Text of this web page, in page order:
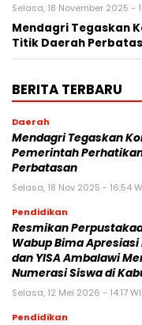
Selasa, 18 November 2025 -
Mendagri Tegaskan
Titik Daerah
BERITA TERBARU
Daerah
Mendagri Tegaskan
Pemerintah
Perbatasan
Selasa, 18 Nov 2025 - 16:54
Pendidikan
Resmikan
Wabup Bima Apresiasi
dan YISA Ambalawi
Numerasi Siswa di
Selasa, 12 Mei 2026 - 14:17
Pendidikan